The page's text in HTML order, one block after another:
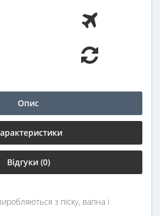
Опис
Відгуки (0)
з піску, вапна і